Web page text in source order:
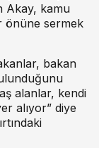
Akay, kamu
önüne sermek
bakan
alanlar, kendi
alıyor” diye